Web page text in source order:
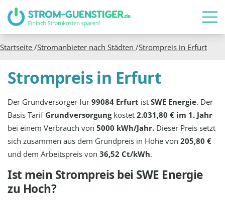
Startseite /Stromanbieter nach Städten /Strompreis in Erfurt
Strompreis in Erfurt
Der Grundversorger für99084 Erfurt istSWE Energie. Der
Basis Tarif Grundversorgungkostet2.031,80 € im 1. Jahr
bei einem Verbrauch von5000 kWh/Jahr. Dieser Preis setzt
sich zusammen aus dem Grundpreis in Höhe von205,80 €
und dem Arbeitspreis von36,52 Ct/kWh.
Ist mein Strompreis bei SWE Energie
zu Hoch?